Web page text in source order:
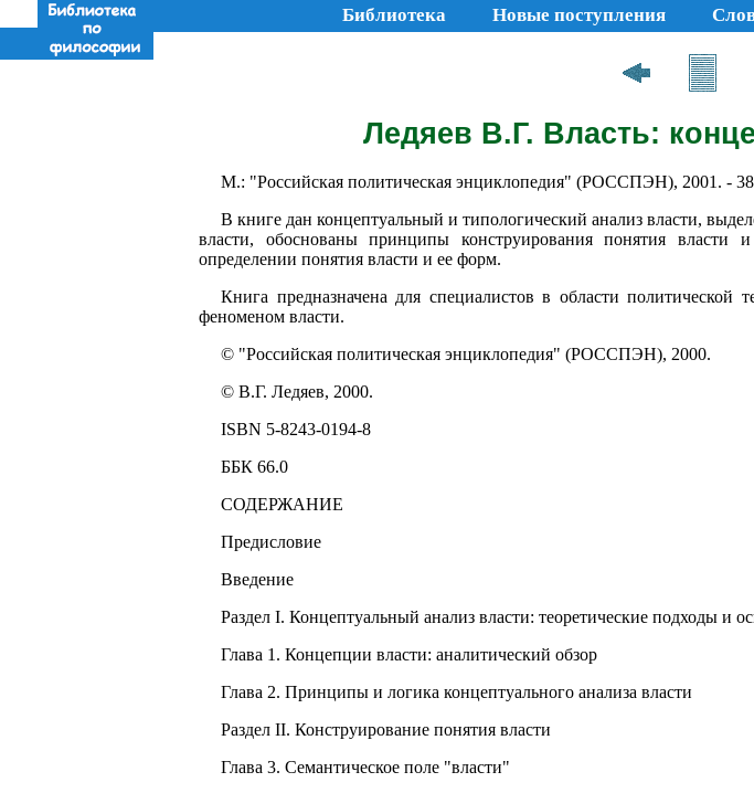
Библиотека Новые поступления
Ледяев В.Г. Власть:
М.: "Российская политическая энциклопедия" (РОССПЭН), 2001. -
В книге дан концептуальный и типологический анализ власти,
власти, обоснованы принципы конструирования понятия
определении понятия власти и ее форм.
Книга предназначена для специалистов в области политической
феноменом власти.
© "Российская политическая энциклопедия" (РОССПЭН), 2000.
© В.Г. Ледяев, 2000.
ISВN 5-8243-0194-8
ББК 66.0
СОДЕРЖАНИЕ
Предисловие
Введение
Раздел I. Концептуальный анализ власти: теоретические подходы и
Глава 1. Концепции власти: аналитический обзор
Глава 2. Принципы и логика концептуального анализа власти
Раздел II. Конструирование понятия власти
Глава 3. Семантическое поле "власти"